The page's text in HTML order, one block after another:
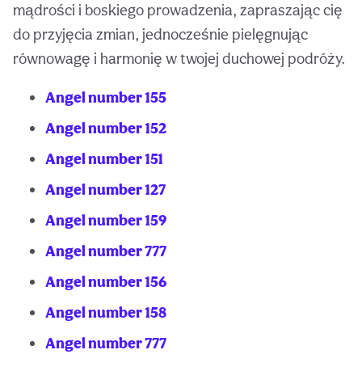
mądrości i boskiego prowadzenia, zapraszając cię
do przyjęcia zmian, jednocześnie pielęgnując
równowagę i harmonię w twojej duchowej podróży.
Angel number 155
Angel number 152
Angel number 151
Angel number 127
Angel number 159
Angel number 777
Angel number 156
Angel number 158
Angel number 777